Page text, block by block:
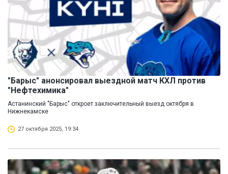
"Барыс" анонсировал выездной матч КХЛ против
"Нефтехимика"
Астанинский "Барыс" откроет заключительный выезд октября в
Нижнекамске
27 октября 2025, 19:34